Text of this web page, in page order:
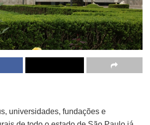
universidades, fundações e